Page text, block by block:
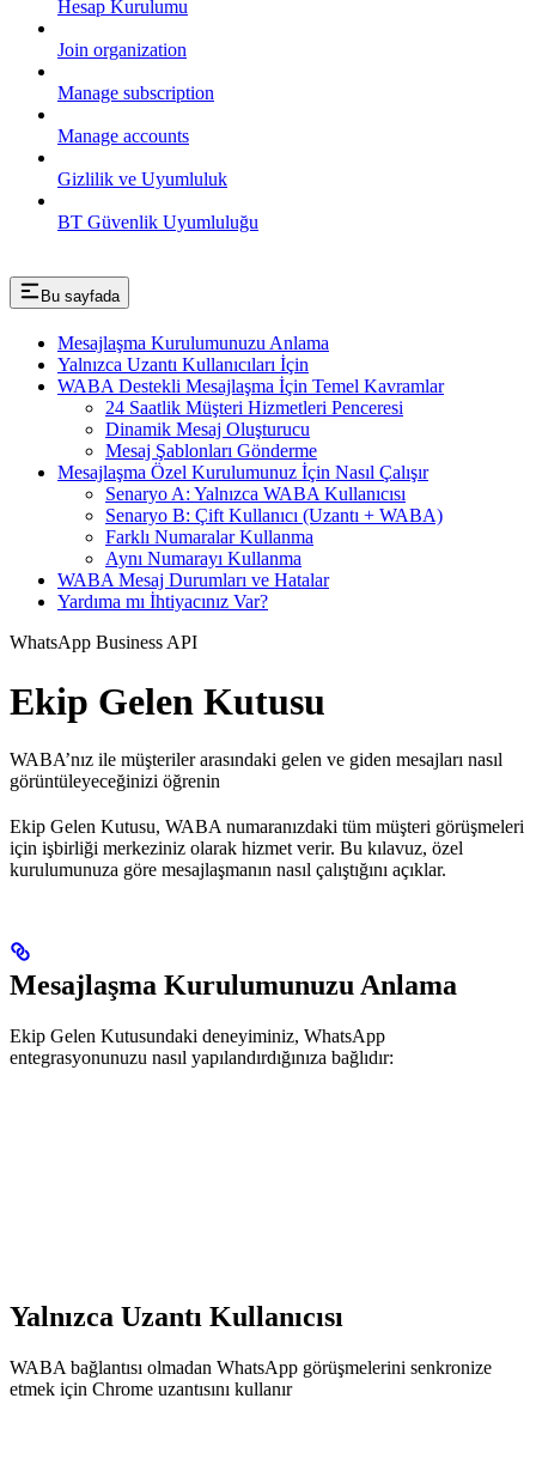
Hesap Kurulumu
Join organization
Manage subscription
Manage accounts
Gizlilik ve Uyumluluk
BT Güvenlik Uyumluluğu
Bu sayfada
Mesajlaşma Kurulumunuzu Anlama
Yalnızca Uzantı Kullanıcıları İçin
WABA Destekli Mesajlaşma İçin Temel Kavramlar
24 Saatlik Müşteri Hizmetleri Penceresi
Dinamik Mesaj Oluşturucu
Mesaj Şablonları Gönderme
Mesajlaşma Özel Kurulumunuz İçin Nasıl Çalışır
Senaryo A: Yalnızca WABA Kullanıcısı
Senaryo B: Çift Kullanıcı (Uzantı + WABA)
Farklı Numaralar Kullanma
Aynı Numarayı Kullanma
WABA Mesaj Durumları ve Hatalar
Yardıma mı İhtiyacınız Var?
WhatsApp Business API
Ekip Gelen Kutusu
WABA’nız ile müşteriler arasındaki gelen ve giden mesajları nasıl
görüntüleyeceğinizi öğrenin
Ekip Gelen Kutusu, WABA numaranızdaki tüm müşteri görüşmeleri
için işbirliği merkeziniz olarak hizmet verir. Bu kılavuz, özel
kurulumunuza göre mesajlaşmanın nasıl çalıştığını açıklar.
Mesajlaşma Kurulumunuzu Anlama
Ekip Gelen Kutusundaki deneyiminiz, WhatsApp
entegrasyonunuzu nasıl yapılandırdığınıza bağlıdır:
Yalnızca Uzantı Kullanıcısı
WABA bağlantısı olmadan WhatsApp görüşmelerini senkronize
etmek için Chrome uzantısını kullanır